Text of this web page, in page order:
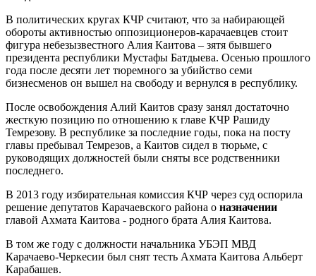
В политических кругах КЧР считают, что за набирающей
обороты активностью оппозиционеров-карачаевцев стоит
фигура небезызвестного Алия Каитова – зятя бывшего
президента республики Мустафы Батдыева. Осенью прошлого
года после десяти лет тюремного за убийство семи
бизнесменов он вышел на свободу и вернулся в республику.
После освобождения Алий Каитов сразу занял достаточно
жесткую позицию по отношению к главе КЧР Рашиду
Темрезову. В республике за последние годы, пока на посту
главы пребывал Темрезов, а Каитов сидел в тюрьме, с
руководящих должностей были сняты все родственники
последнего.
В 2013 году избирательная комиссия КЧР через суд оспорила
решение депутатов Карачаевского района о назначении
главой Ахмата Каитова - родного брата Алия Каитова.
В том же году с должности начальника УБЭП МВД
Карачаево-Черкесии был снят тесть Ахмата Каитова Альберт
Карабашев.